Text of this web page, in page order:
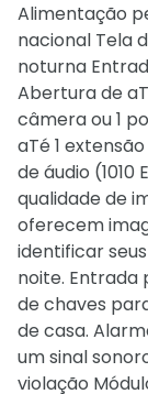
Alimentação
nacional Tela
noturna
Abertura de
câmera ou 1
aTé 1
de áudio
qualidade de
oferecem
identificar
noite. Entrada
de chaves
de casa.
um sinal
violação